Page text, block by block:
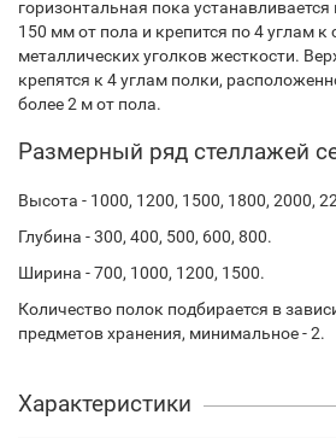
горизонтальная пока
150 мм от пола и крепится по 4 углам
металлических уголков жесткости.
крепятся к 4 углам полки,
более 2 м от пола.
Размерный ряд стеллажей
Высота - 1000, 1200, 1500, 1800, 2000,
Глубина - 300, 400, 500, 600, 800.
Ширина - 700, 1000, 1200, 1500.
Количество полок подбирается в
предметов хранения, минимальное - 2.
Характеристики